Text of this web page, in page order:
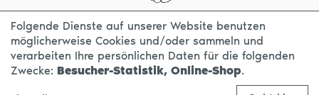
KONTAKT IMPRESSUM DATENSCHUTZ
Folgende Dienste auf unserer Website benutzen
möglicherweise Cookies und/oder sammeln und
verarbeiten Ihre persönlichen Daten für die folgenden
Zwecke: Besucher-Statistik, Online-Shop.